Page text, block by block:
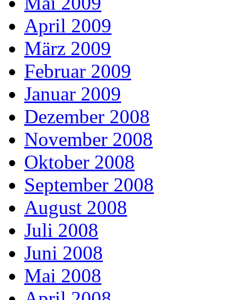
April 2009
März 2009
Februar 2009
Januar 2009
Dezember 2008
November 2008
Oktober 2008
September 2008
August 2008
Juli 2008
Juni 2008
Mai 2008